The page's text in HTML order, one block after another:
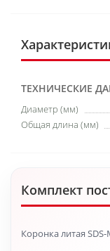
ТЕХНИЧЕСКИЕ
Диаметр (мм)
Общая длина (мм)
Комплект
Коронка литая